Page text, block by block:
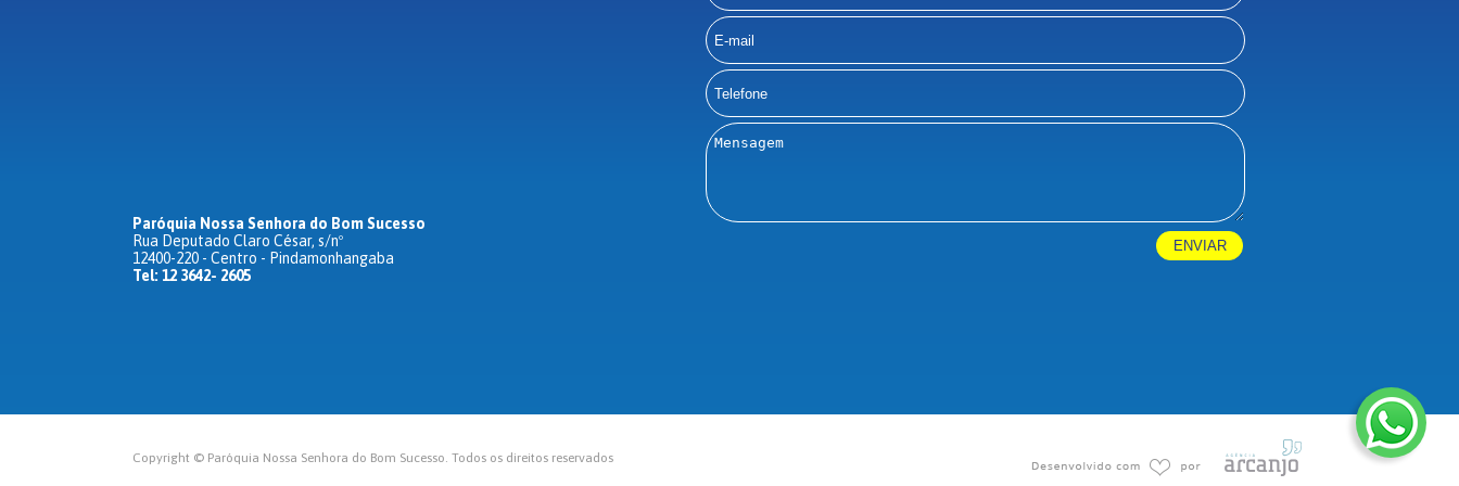
Paróquia Nossa Senhora do Bom Sucesso
Rua Deputado Claro César, s/nº
12400-220 - Centro - Pindamonhangaba
Tel: 12 3642- 2605
Copyright © Paróquia Nossa Senhora do Bom Sucesso. Todos os direitos reservados